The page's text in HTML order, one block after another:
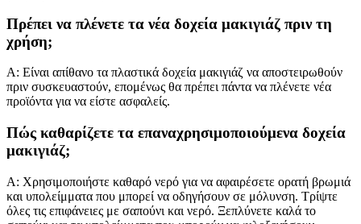
Πρέπει να πλένετε τα νέα δοχεία μακιγιάζ πριν τη
χρήση;
Α: Είναι απίθανο τα πλαστικά δοχεία μακιγιάζ να αποστειρωθούν
πριν συσκευαστούν, επομένως θα πρέπει πάντα να πλένετε νέα
προϊόντα για να είστε ασφαλείς.
Πώς καθαρίζετε τα επαναχρησιμοποιούμενα δοχεία
μακιγιάζ;
Α: Χρησιμοποιήστε καθαρό νερό για να αφαιρέσετε ορατή βρωμιά
και υπολείμματα που μπορεί να οδηγήσουν σε μόλυνση. Τρίψτε
όλες τις επιφάνειες με σαπούνι και νερό. Ξεπλύνετε καλά το